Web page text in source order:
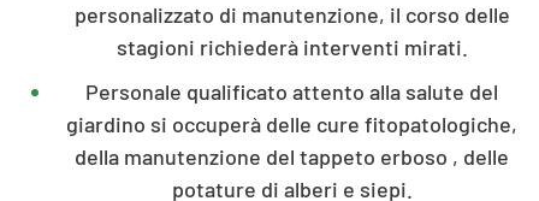
personalizzato di manutenzione, il corso delle
stagioni richiederà interventi mirati.
Personale qualificato attento alla salute del
giardino si occuperà delle cure fitopatologiche,
della manutenzione del tappeto erboso , delle
potature di alberi e siepi.